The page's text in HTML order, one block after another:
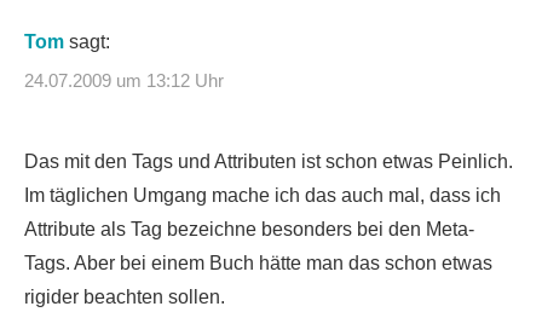
Tom sagt:
24.07.2009 um 13:12 Uhr
Das mit den Tags und Attributen ist schon etwas Peinlich.
Im täglichen Umgang mache ich das auch mal, dass ich
Attribute als Tag bezeichne besonders bei den Meta-
Tags. Aber bei einem Buch hätte man das schon etwas
rigider beachten sollen.